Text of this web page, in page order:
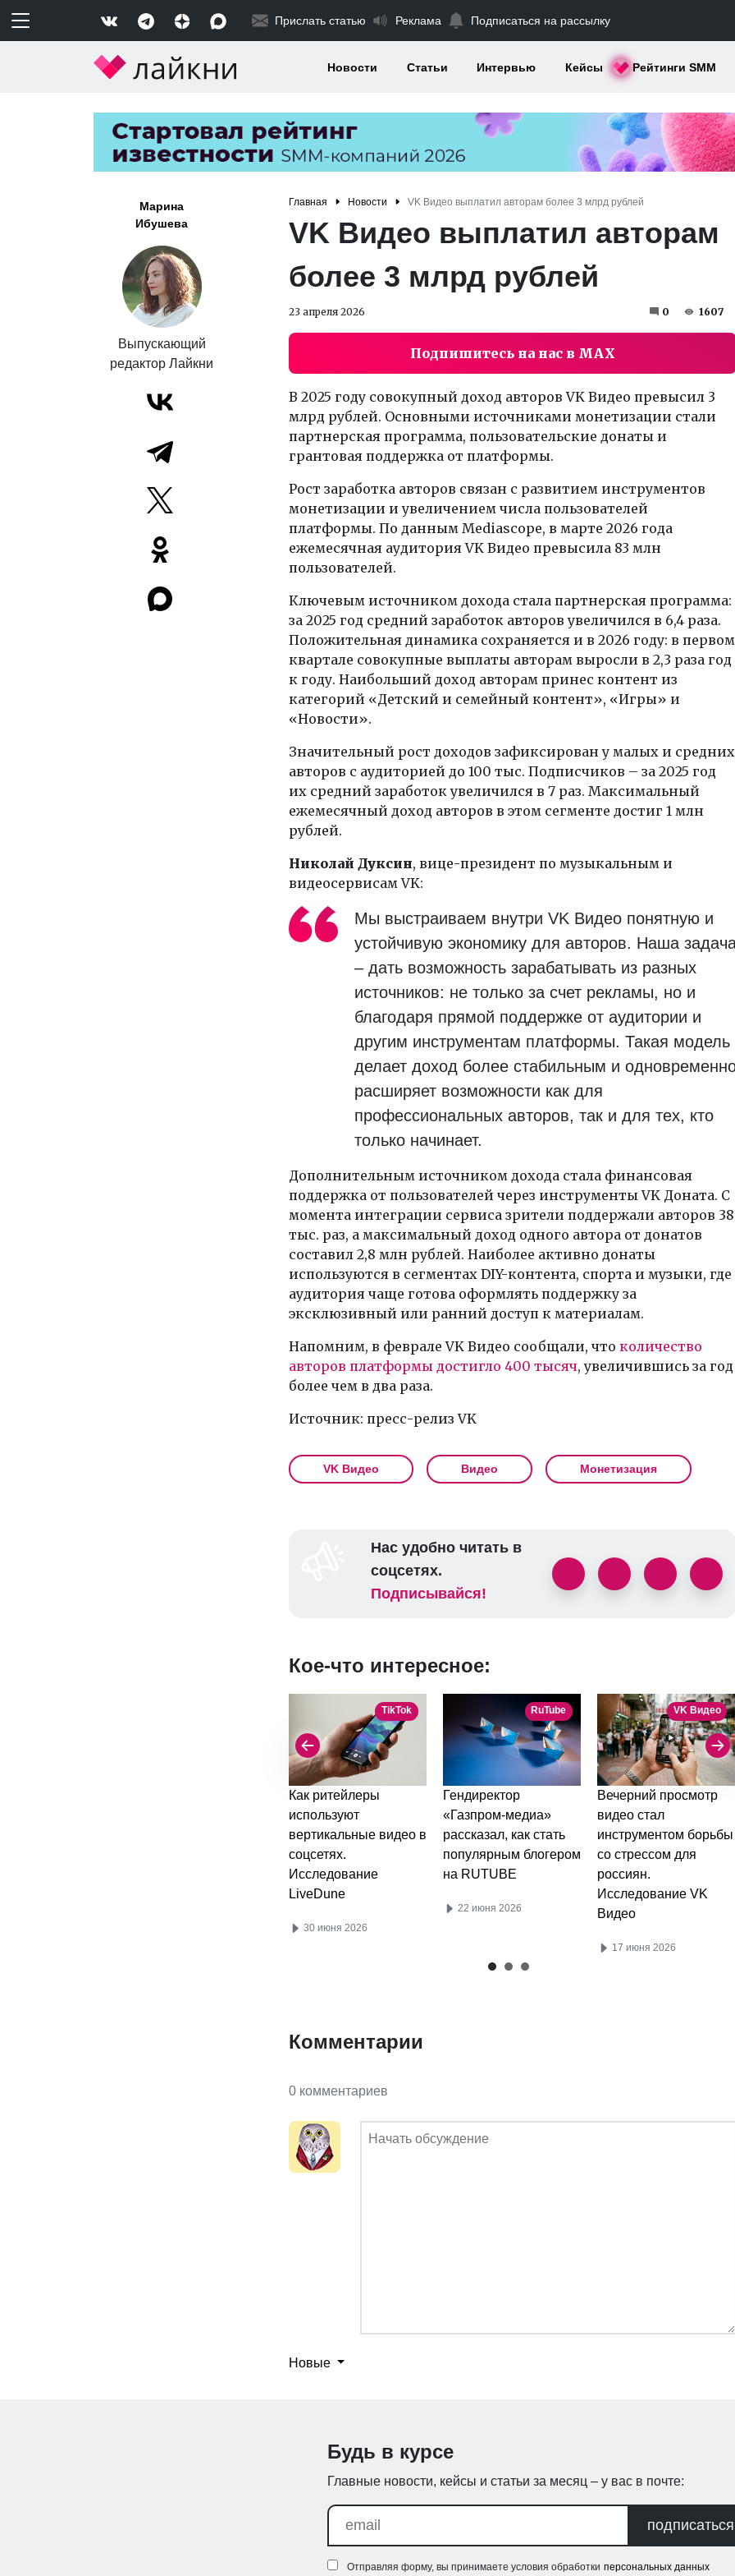
Прислать статью Реклама Подписаться на рассылку
Новости Статьи Интервью Кейсы Рейтинги SMM
Марина
Ибушева
Выпускающий
редактор Лайкни
Главная Новости VK Видео выплатил авторам более 3 млрд рублей
VK Видео выплатил авторам
более 3 млрд рублей
23 апреля 2026 0 1607
Подпишитесь на нас в MAX
В 2025 году совокупный доход авторов VK Видео превысил 3
млрд рублей. Основными источниками монетизации стали
партнерская программа, пользовательские донаты и
грантовая поддержка от платформы.
Рост заработка авторов связан с развитием инструментов
монетизации и увеличением числа пользователей
платформы. По данным Mediascope, в марте 2026 года
ежемесячная аудитория VK Видео превысила 83 млн
пользователей.
Ключевым источником дохода стала партнерская программа:
за 2025 год средний заработок авторов увеличился в 6,4 раза.
Положительная динамика сохраняется и в 2026 году: в первом
квартале совокупные выплаты авторам выросли в 2,3 раза год
к году. Наибольший доход авторам принес контент из
категорий «Детский и семейный контент», «Игры» и
«Новости».
Значительный рост доходов зафиксирован у малых и средних
авторов с аудиторией до 100 тыс. Подписчиков – за 2025 год
их средний заработок увеличился в 7 раз. Максимальный
ежемесячный доход авторов в этом сегменте достиг 1 млн
рублей.
Николай Дуксин, вице-президент по музыкальным и
видеосервисам VK:
Мы выстраиваем внутри VK Видео понятную и
устойчивую экономику для авторов. Наша
– дать возможность зарабатывать из разных
источников: не только за счет рекламы, но и
благодаря прямой поддержке от аудитории и
другим инструментам платформы. Такая модель
делает доход более стабильным и
расширяет возможности как для
профессиональных авторов, так и для тех, кто
только начинает.
Дополнительным источником дохода стала финансовая
поддержка от пользователей через инструменты VK Доната. С
момента интеграции сервиса зрители поддержали авторов 38
тыс. раз, а максимальный доход одного автора от донатов
составил 2,8 млн рублей. Наиболее активно донаты
используются в сегментах DIY-контента, спорта и музыки, где
аудитория чаще готова оформлять поддержку за
эксклюзивный или ранний доступ к материалам.
Напомним, в феврале VK Видео сообщали, что количество
авторов платформы достигло 400 тысяч, увеличившись за год
более чем в два раза.
Источник: пресс-релиз VK
VK Видео Видео Монетизация
Нас удобно читать в
соцсетях.
Подписывайся!
Кое-что интересное:
TikTok
Как ритейлеры
используют
вертикальные видео в
соцсетях.
Исследование
LiveDune
30 июня 2026
RuTube
Гендиректор
«Газпром-медиа»
рассказал, как стать
популярным блогером
на RUTUBE
22 июня 2026
VK Видео
Вечерний просмотр
видео стал
инструментом борьбы
со стрессом для
россиян.
Исследование VK
Видео
17 июня 2026
Комментарии
0 комментариев
Новые
Будь в курсе
Главные новости, кейсы и статьи за месяц – у вас в почте:
подписаться
Отправляя форму, вы принимаете условия обработки персональных данных